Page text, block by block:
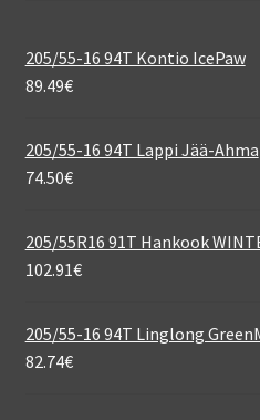
205/55-16 94T Kontio IcePaw
89.49€
205/55-16 94T Lappi Jää-Ahma
74.50€
205/55R16 91T Hankook
102.91€
205/55-16 94T Linglong
82.74€